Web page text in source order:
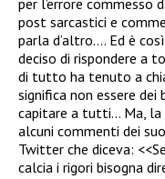
post sarcastici e
parla d’altro…. Ed è
deciso di rispondere a
di tutto ha tenuto a
significa non essere
capitare a tutti… Ma,
alcuni commenti dei
Twitter che diceva:
calcia i rigori bisogna